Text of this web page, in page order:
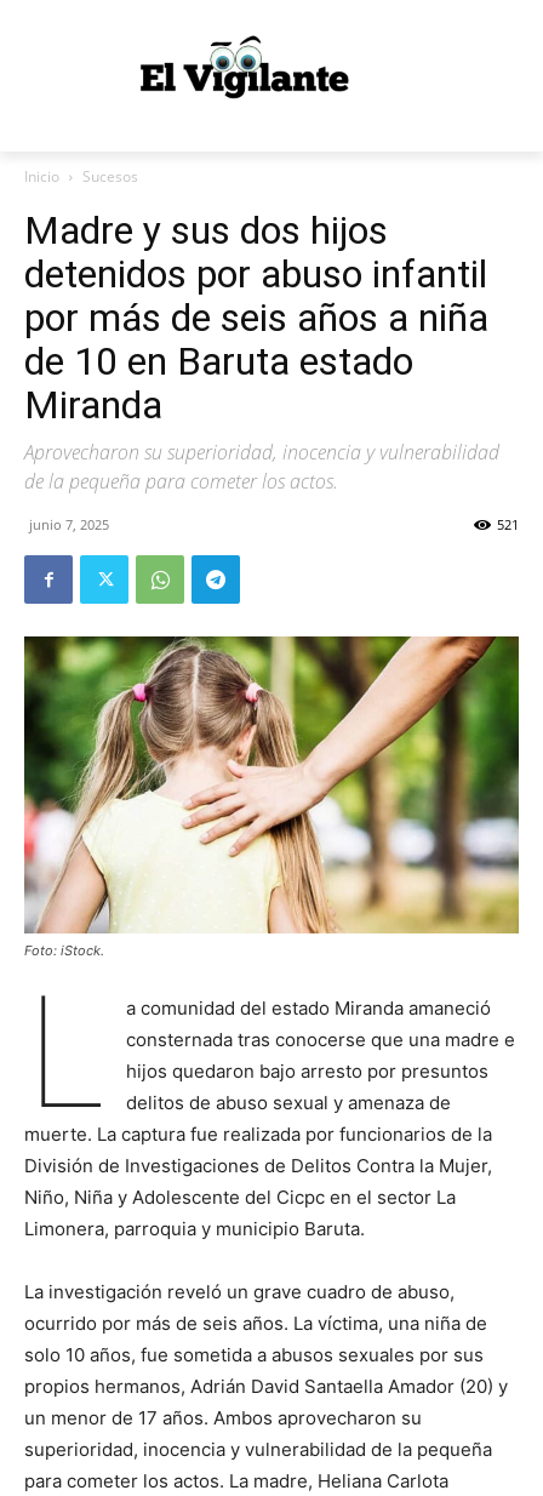
Inicio Sucesos
Madre y sus dos hijos
detenidos por abuso infantil
por más de seis años a niña
de 10 en Baruta estado
Miranda
Aprovecharon su superioridad, inocencia y vulnerabilidad
de la pequeña para cometer los actos.
junio 7, 2025 521
Foto: iStock.
L
a comunidad del estado Miranda amaneció
consternada tras conocerse que una madre e
hijos quedaron bajo arresto por presuntos
delitos de abuso sexual y amenaza de
muerte. La captura fue realizada por funcionarios de la
División de Investigaciones de Delitos Contra la Mujer,
Niño, Niña y Adolescente del Cicpc en el sector La
Limonera, parroquia y municipio Baruta.
La investigación reveló un grave cuadro de abuso,
ocurrido por más de seis años. La víctima, una niña de
solo 10 años, fue sometida a abusos sexuales por sus
propios hermanos, Adrián David Santaella Amador (20) y
un menor de 17 años. Ambos aprovecharon su
superioridad, inocencia y vulnerabilidad de la pequeña
para cometer los actos. La madre, Heliana Carlota